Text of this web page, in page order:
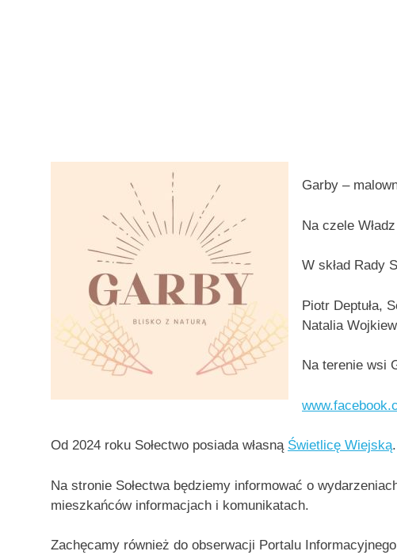
Garby –
Na czele
W skład Rady
Piotr Deptuła,
Natalia
Na terenie wsi
Od 2024 roku Sołectwo posiada własną Świetlicę Wiejską.
Na stronie Sołectwa będziemy informować o
mieszkańców informacjach i komunikatach.
Zachęcamy również do obserwacji Portalu